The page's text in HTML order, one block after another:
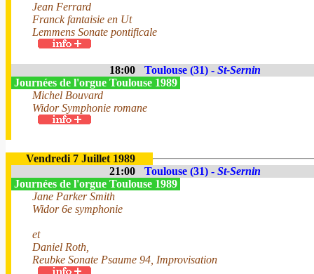
Jean Ferrard
Franck fantaisie en Ut
Lemmens Sonate pontificale
18:00 Toulouse (31) - St-Sernin
Journées de l'orgue Toulouse 1989
Michel Bouvard
Widor Symphonie romane
Vendredi 7 Juillet 1989
21:00
Toulouse (31) - St-Sernin
Journées de l'orgue Toulouse 1989
Jane Parker Smith
Widor 6e symphonie
et
Daniel Roth,
Reubke Sonate Psaume 94, Improvisation